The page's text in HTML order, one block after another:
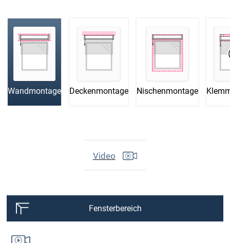
Hinweis Stoffabzugsmaße!
2. Messen der Rollohöhe
Wandmontage Deckenmontage Nischenmontage
Video
Fensterbereich